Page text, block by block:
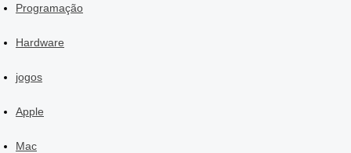
Programação
Hardware
jogos
Apple
Mac